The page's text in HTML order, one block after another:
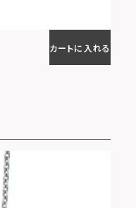
カートに入れる